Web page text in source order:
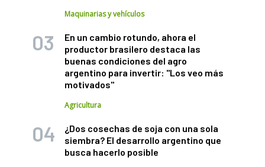
Maquinarias y vehículos
En un cambio rotundo, ahora el
productor brasilero destaca las
buenas condiciones del agro
argentino para invertir: "Los veo más
motivados"
Agricultura
¿Dos cosechas de soja con una sola
siembra? El desarrollo argentino que
busca hacerlo posible